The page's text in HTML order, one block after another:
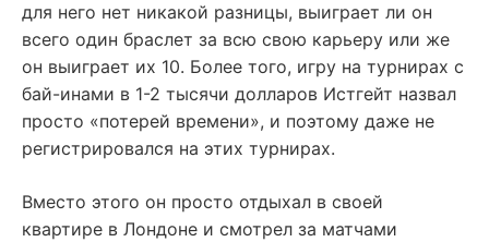
для него нет никакой разницы, выиграет ли он
всего один браслет за всю свою карьеру или же
он выиграет их 10. Более того, игру на турнирах с
бай-инами в 1-2 тысячи долларов Истгейт назвал
просто «потерей времени», и поэтому даже не
регистрировался на этих турнирах.
Вместо этого он просто отдыхал в своей
квартире в Лондоне и смотрел за матчами